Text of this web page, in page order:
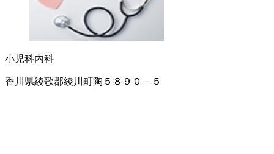
小児科内科
香川県綾歌郡綾川町陶５８９０－５